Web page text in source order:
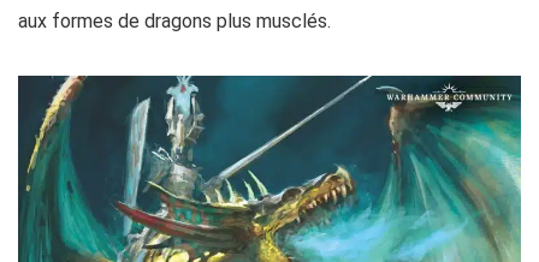
aux formes de dragons plus musclés.